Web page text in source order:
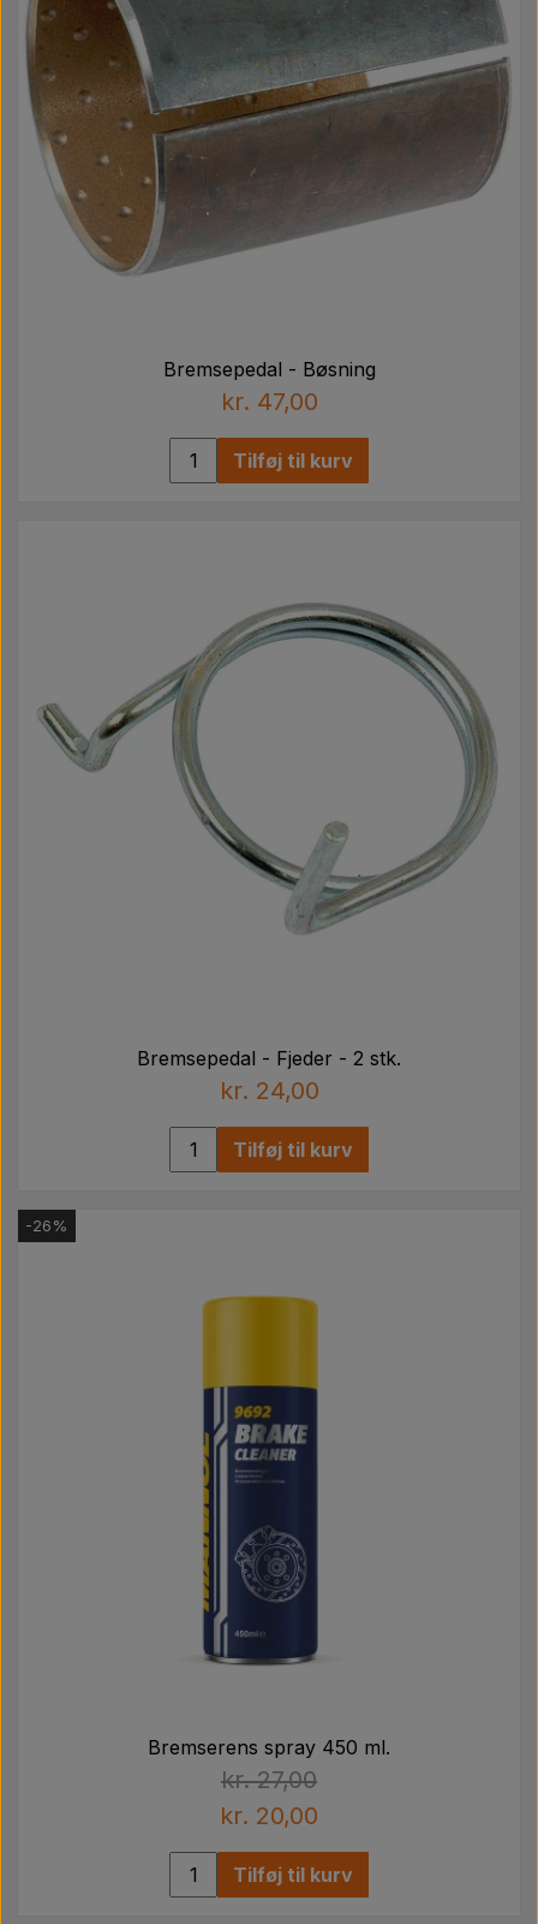
Bremsepedal - Bøsning
kr. 47,00
Tilføj til kurv
Bremsepedal - Fjeder - 2 stk.
kr. 24,00
Tilføj til kurv
-26%
Bremserens spray 450 ml.
kr. 27,00
kr. 20,00
Tilføj til kurv